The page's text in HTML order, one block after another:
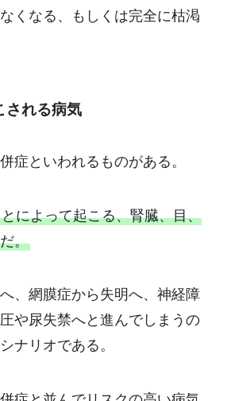
くなる、もしくは完全に枯渇
される病気
症といわれるものがある。
によって起こる、腎臓、目、
。
、網膜症から失明へ、神経障
や尿失禁へと進んでしまうの
ナリオである。